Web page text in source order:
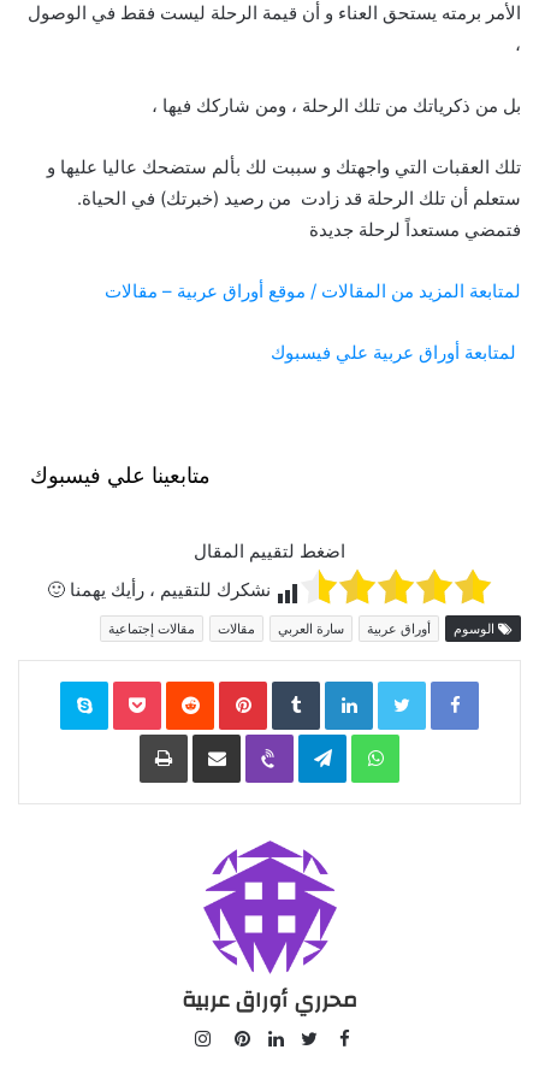
الأمر برمته يستحق العناء و أن قيمة الرحلة ليست فقط في الوصول
،
بل من ذكرياتك من تلك الرحلة ، ومن شاركك فيها ،
تلك العقبات التي واجهتك و سببت لك بألم ستضحك عاليا عليها و
ستعلم أن تلك الرحلة قد زادت من رصيد (خبرتك) في الحياة.
فتمضي مستعداً لرحلة جديدة
لمتابعة المزيد من المقالات / موقع أوراق عربية – مقالات
لمتابعة أوراق عربية علي فيسبوك
متابعينا علي فيسبوك
اضغط لتقييم المقال
نشكرك للتقييم ، رأيك يهمنا 🙂
الوسوم أوراق عربية سارة العربي مقالات مقالات إجتماعية
Facebook
Twitter
LinkedIn
‏Tumblr
Pinterest
‏Reddit
Pocket
WhatsApp
Telegram
Viber مشاركة عبر البريد طباعة
محرري أوراق عربية
F